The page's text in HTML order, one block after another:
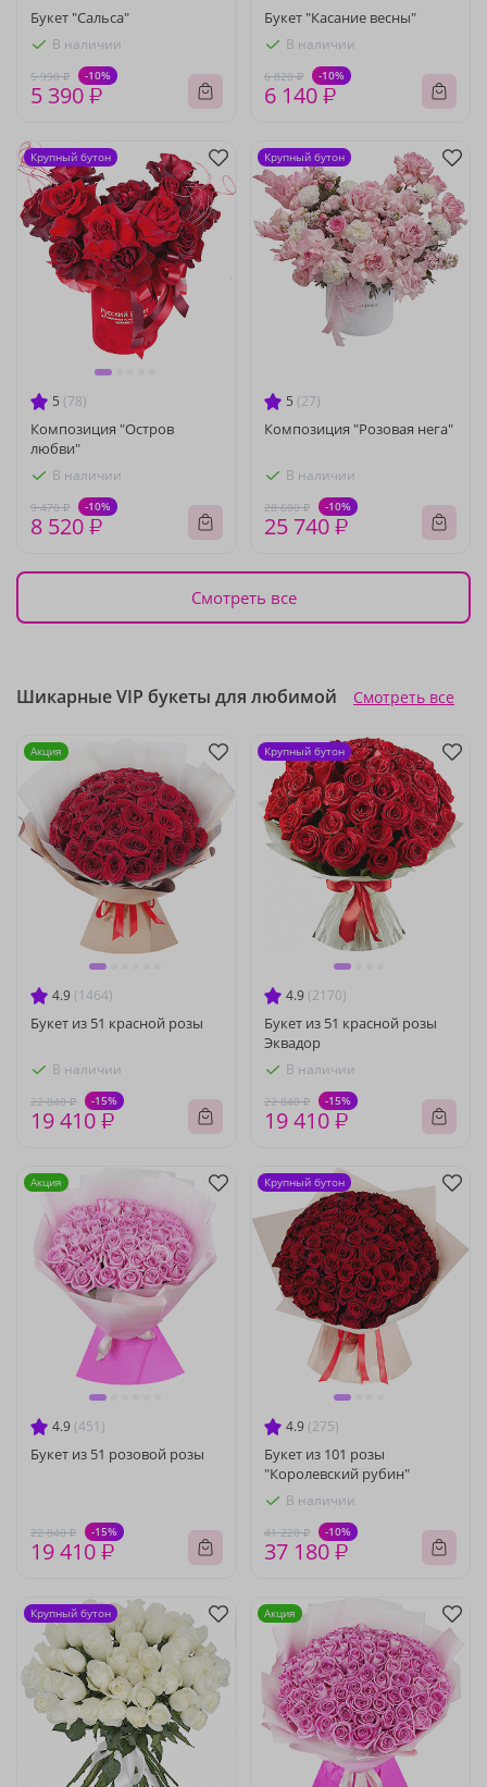
Букет "Сальса"
В наличии
5 990 ₽ -10%
5 390 ₽
Букет "Касание весны"
В наличии
6 820 ₽ -10%
6 140 ₽
5 (78)
Композиция "Остров
любви"
В наличии
9 470 ₽ -10%
8 520 ₽
Крупный бутон
5 (27)
Композиция "Розовая нега"
В наличии
28 600 ₽ -10%
25 740 ₽
Крупный бутон
Смотреть все
Шикарные VIP букеты для любимой Смотреть все
4.9 (1464)
Букет из 51 красной розы
В наличии
22 840 ₽ -15%
19 410 ₽
Акция
4.9 (2170)
Букет из 51 красной розы
Эквадор
В наличии
22 840 ₽ -15%
19 410 ₽
Крупный бутон
4.9 (451)
Букет из 51 розовой розы
22 840 ₽ -15%
19 410 ₽
Акция
4.9 (275)
Букет из 101 розы
"Королевский рубин"
В наличии
41 220 ₽ -10%
37 180 ₽
Крупный бутон
Крупный бутон Акция